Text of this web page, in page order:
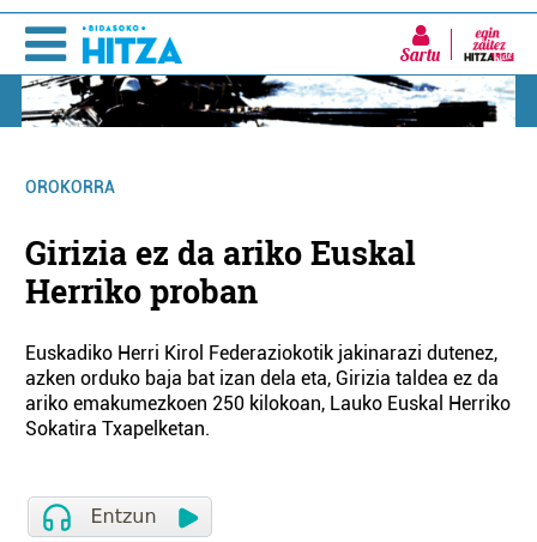
Sartu
OROKORRA
Girizia ez da ariko Euskal
Herriko proban
Euskadiko Herri Kirol Federaziokotik jakinarazi dutenez,
azken orduko baja bat izan dela eta, Girizia taldea ez da
ariko emakumezkoen 250 kilokoan, Lauko Euskal Herriko
Sokatira Txapelketan.